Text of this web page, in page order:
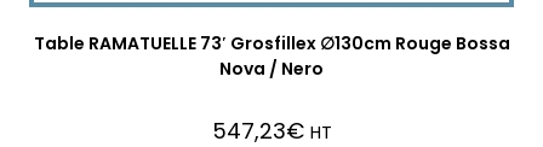
Table RAMATUELLE 73′ Grosfillex ∅130cm Rouge Bossa
Nova / Nero
547,23€ HT